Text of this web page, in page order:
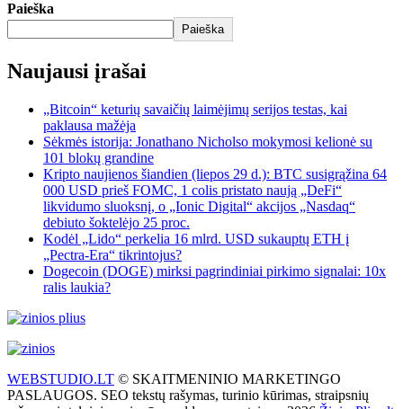
Paieška
Paieška
Naujausi įrašai
„Bitcoin“ keturių savaičių laimėjimų serijos testas, kai
paklausa mažėja
Sėkmės istorija: Jonathano Nicholso mokymosi kelionė su
101 blokų grandine
Kripto naujienos šiandien (liepos 29 d.): BTC susigrąžina 64
000 USD prieš FOMC, 1 colis pristato naują „DeFi“
likvidumo sluoksnį, o „Ionic Digital“ akcijos „Nasdaq“
debiuto šoktelėjo 25 proc.
Kodėl „Lido“ perkelia 16 mlrd. USD sukauptų ETH į
„Pectra-Era“ tikrintojus?
Dogecoin (DOGE) mirksi pagrindiniai pirkimo signalai: 10x
ralis laukia?
WEBSTUDIO.LT © SKAITMENINIO MARKETINGO
PASLAUGOS. SEO tekstų rašymas, turinio kūrimas, straipsnių